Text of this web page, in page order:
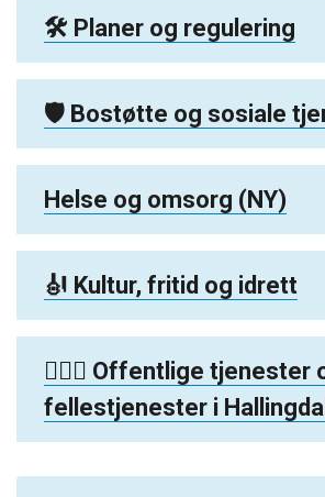
🛠️ Planer og regulering
🛡️ Bostøtte og sosiale
Helse og omsorg (NY)
🎻 Kultur, fritid og idrett
👮🏻‍♂️ Offentlige tjenester
fellestjenester i Hallingdal